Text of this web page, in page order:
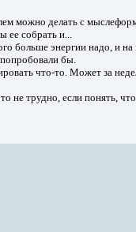
можно делать с
ее собрать и...
больше энергии надо, и
бы.
что-то. Может за
не трудно, если понять,